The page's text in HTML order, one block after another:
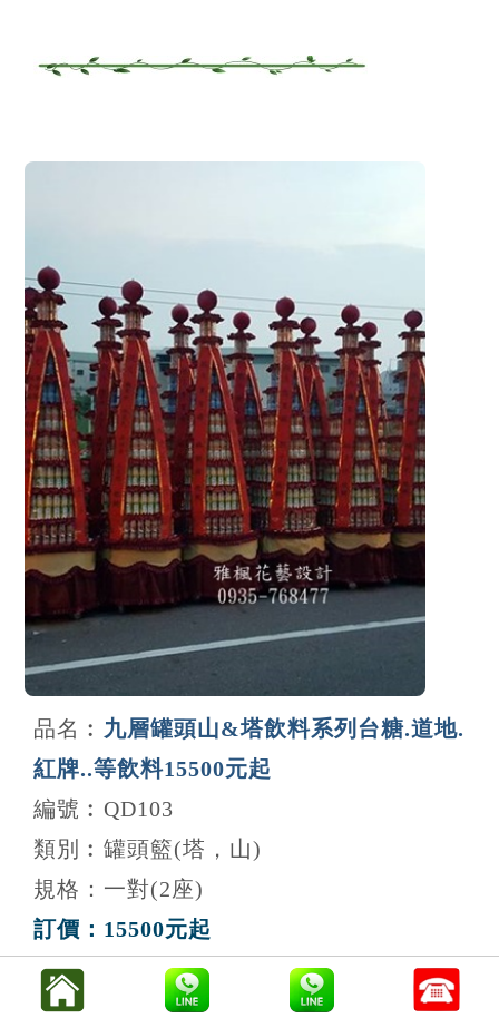
品名︰ 九層罐頭山&塔飲料系列台糖.道地.
紅牌..等飲料15500元起
編號︰QD103
類別︰罐頭籃(塔，山)
規格：一對(2座)
訂價：15500元起